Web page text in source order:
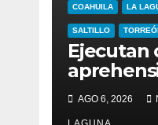
COAHUILA LA
SALTILLO
Ejecutan
Chad “N”
AGO 6, 2026